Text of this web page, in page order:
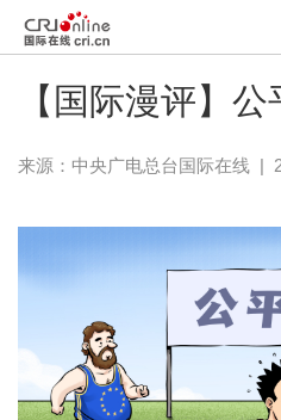
【国际漫评】公
来源：中央广电总台国际在线|